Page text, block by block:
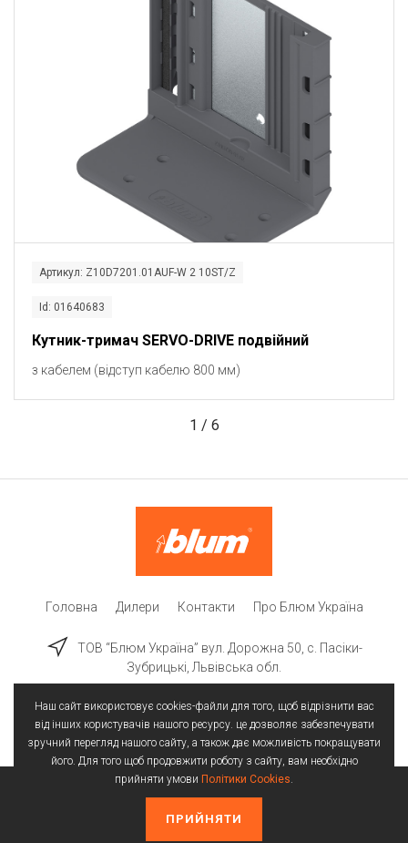
Артикул: Z10D7201.01AUF-W 2 10ST/Z
Id: 01640683
Кутник-тримач SERVO-DRIVE подвійний
з кабелем (відступ кабелю 800 мм)
1 / 6
Головна Дилери Контакти Про Блюм Україна
ТОВ “Блюм Україна” вул. Дорожна 50, c. Пасіки-
Зубрицькі, Львівська обл.
Політика конфіденційності
Наш сайт використовує cookies-файли для того, щоб відрізнити вас
від інших користувачів нашого ресурсу. це дозволяє забезпечувати
зручний перегляд нашого сайту, а також дає можливість покращувати
його. Для того щоб продовжити роботу з сайту, вам необхідно
прийняти умови Політики Cookies.
ПРИЙНЯТИ